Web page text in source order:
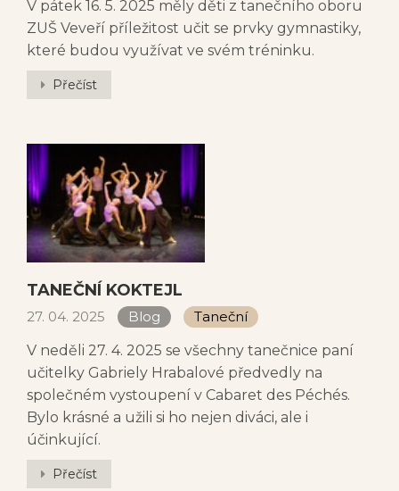
V pátek 16. 5. 2025 měly děti z tanečního oboru
ZUŠ Veveří příležitost učit se prvky gymnastiky,
které budou využívat ve svém tréninku.
Přečíst
TANEČNÍ KOKTEJL
27. 04. 2025 Blog
Taneční
V neděli 27. 4. 2025 se všechny tanečnice paní
učitelky Gabriely Hrabalové předvedly na
společném vystoupení v Cabaret des Péchés.
Bylo krásné a užili si ho nejen diváci, ale i
účinkující.
Přečíst